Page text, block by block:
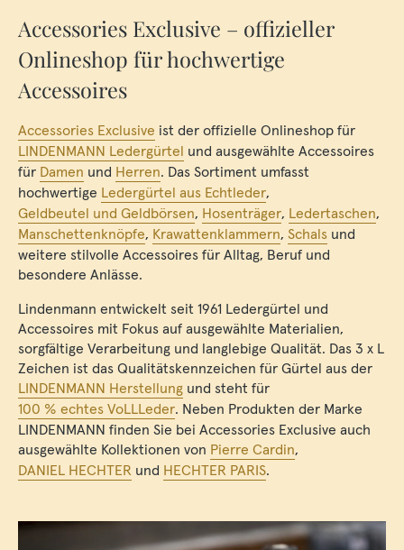
Accessories Exclusive – offizieller
Onlineshop für hochwertige
Accessoires
Accessories Exclusive ist der offizielle Onlineshop für
LINDENMANN Ledergürtel und ausgewählte Accessoires
für Damen und Herren. Das Sortiment umfasst
hochwertige Ledergürtel aus Echtleder,
Geldbeutel und Geldbörsen, Hosenträger, Ledertaschen,
Manschettenknöpfe, Krawattenklammern, Schals und
weitere stilvolle Accessoires für Alltag, Beruf und
besondere Anlässe.
Lindenmann entwickelt seit 1961 Ledergürtel und
Accessoires mit Fokus auf ausgewählte Materialien,
sorgfältige Verarbeitung und langlebige Qualität. Das 3 x L
Zeichen ist das Qualitätskennzeichen für Gürtel aus der
LINDENMANN Herstellung und steht für
100 % echtes VoLLLeder. Neben Produkten der Marke
LINDENMANN finden Sie bei Accessories Exclusive auch
ausgewählte Kollektionen von Pierre Cardin,
DANIEL HECHTER und HECHTER PARIS.